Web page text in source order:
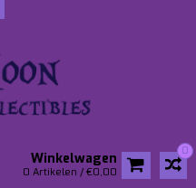
0
Winkelwagen
0 Artikelen / €0,00